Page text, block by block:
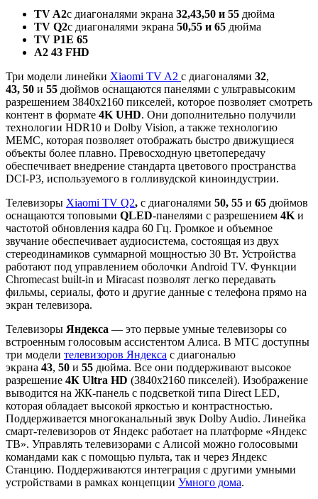
TV A2с диагоналями экрана 32,43,50 и 55 дюйма
TV Q2с диагоналями экрана 50,55 и 65 дюйма
TV P1E 65
A2 43 FHD
Три модели линейки Xiaomi TV A2 с диагоналями 32,
43, 50 и 55 дюймов оснащаются панелями с ультравысоким
разрешением 3840х2160 пикселей, которое позволяет смотреть
контент в формате 4K UHD. Они дополнительно получили
технологии HDR10 и Dolby Vision, а также технологию
МЕМС, которая позволяет отображать быстро движущиеся
объекты более плавно. Превосходную цветопередачу
обеспечивает внедрение стандарта цветового пространства
DCI-P3, используемого в голливудской киноиндустрии.
Телевизоры Xiaomi TV Q2, с диагоналями 50, 55 и 65 дюймов
оснащаются топовыми QLED-панелями с разрешением 4K и
частотой обновления кадра 60 Гц. Громкое и объемное
звучание обеспечивает аудиосистема, состоящая из двух
стереодинамиков суммарной мощностью 30 Вт. Устройства
работают под управлением оболочки Android TV. Функции
Chromecast built-in и Miracast позволят легко передавать
фильмы, сериалы, фото и другие данные с телефона прямо на
экран телевизора.
Телевизоры Яндекса — это первые умные телевизоры со
встроенным голосовым ассистентом Алиса. В МТС доступны
три модели телевизоров Яндекса с диагональю
экрана 43, 50 и 55 дюйма. Все они поддерживают высокое
разрешение 4К Ultra HD (3840х2160 пикселей). Изображение
выводится на ЖК-панель с подсветкой типа Direct LED,
которая обладает высокой яркостью и контрастностью.
Поддерживается многоканальный звук Dolby Audio. Линейка
смарт-телевизоров от Яндекс работает на платформе «Яндекс
ТВ». Управлять телевизорами с Алисой можно голосовыми
командами как с помощью пульта, так и через Яндекс
Станцию. Поддерживаются интеграция с другими умными
устройствами в рамках концепции Умного дома.